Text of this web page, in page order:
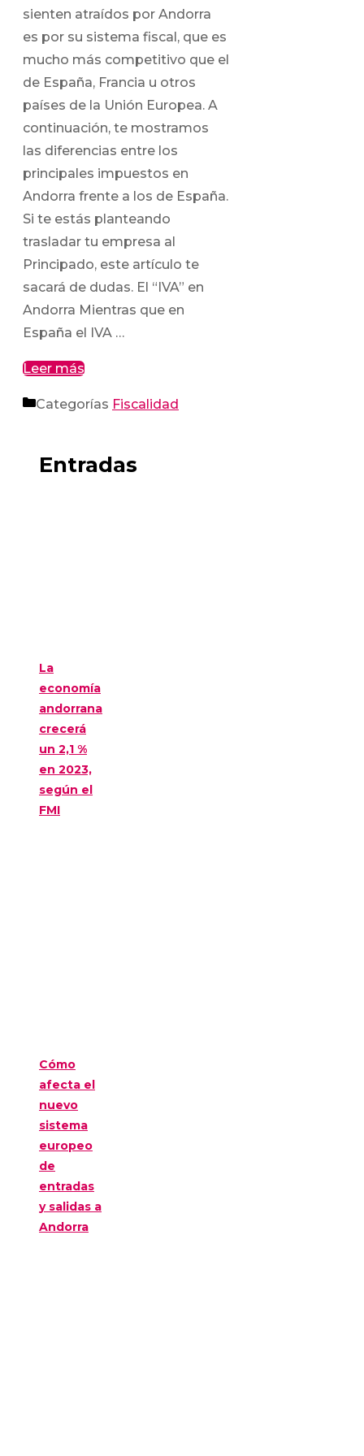
sienten atraídos por Andorra
es por su sistema fiscal, que es
mucho más competitivo que el
de España, Francia u otros
países de la Unión Europea. A
continuación, te mostramos
las diferencias entre los
principales impuestos en
Andorra frente a los de España.
Si te estás planteando
trasladar tu empresa al
Principado, este artículo te
sacará de dudas. El “IVA” en
Andorra Mientras que en
España el IVA …
Leer más
Categorías Fiscalidad
Entradas
La
economía
andorrana
crecerá
un 2,1 %
en 2023,
según el
FMI
Cómo
afecta el
nuevo
sistema
europeo
de
entradas
y salidas a
Andorra